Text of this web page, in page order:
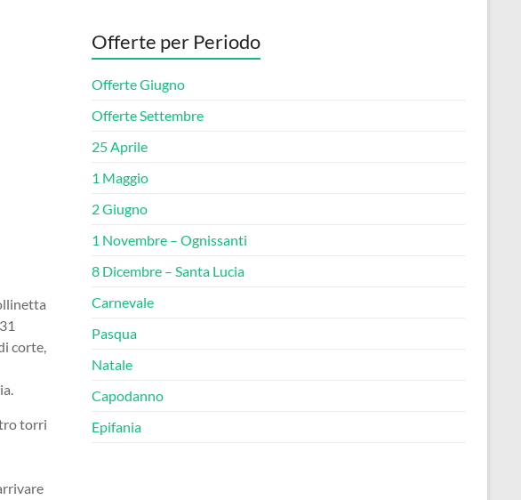
corte,
torri
Offerte per Periodo
Offerte Giugno
Offerte Settembre
25 Aprile
1 Maggio
2 Giugno
1 Novembre – Ognissanti
8 Dicembre – Santa Lucia
Carnevale
Pasqua
Natale
Capodanno
Epifania